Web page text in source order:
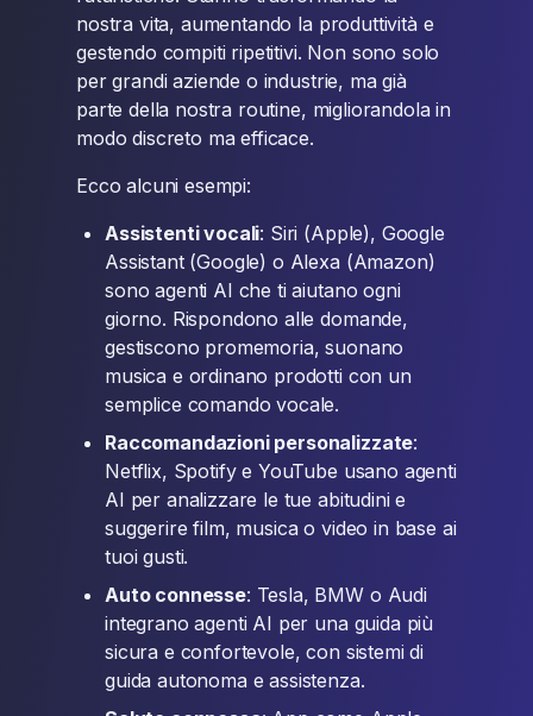
nostra vita, aumentando la produttività e
gestendo compiti ripetitivi. Non sono solo
per grandi aziende o industrie, ma già
parte della nostra routine, migliorandola in
modo discreto ma efficace.
Ecco alcuni esempi:
Assistenti vocali: Siri (Apple), Google
Assistant (Google) o Alexa (Amazon)
sono agenti AI che ti aiutano ogni
giorno. Rispondono alle domande,
gestiscono promemoria, suonano
musica e ordinano prodotti con un
semplice comando vocale.
Raccomandazioni personalizzate:
Netflix, Spotify e YouTube usano agenti
AI per analizzare le tue abitudini e
suggerire film, musica o video in base ai
tuoi gusti.
Auto connesse: Tesla, BMW o Audi
integrano agenti AI per una guida più
sicura e confortevole, con sistemi di
guida autonoma e assistenza.